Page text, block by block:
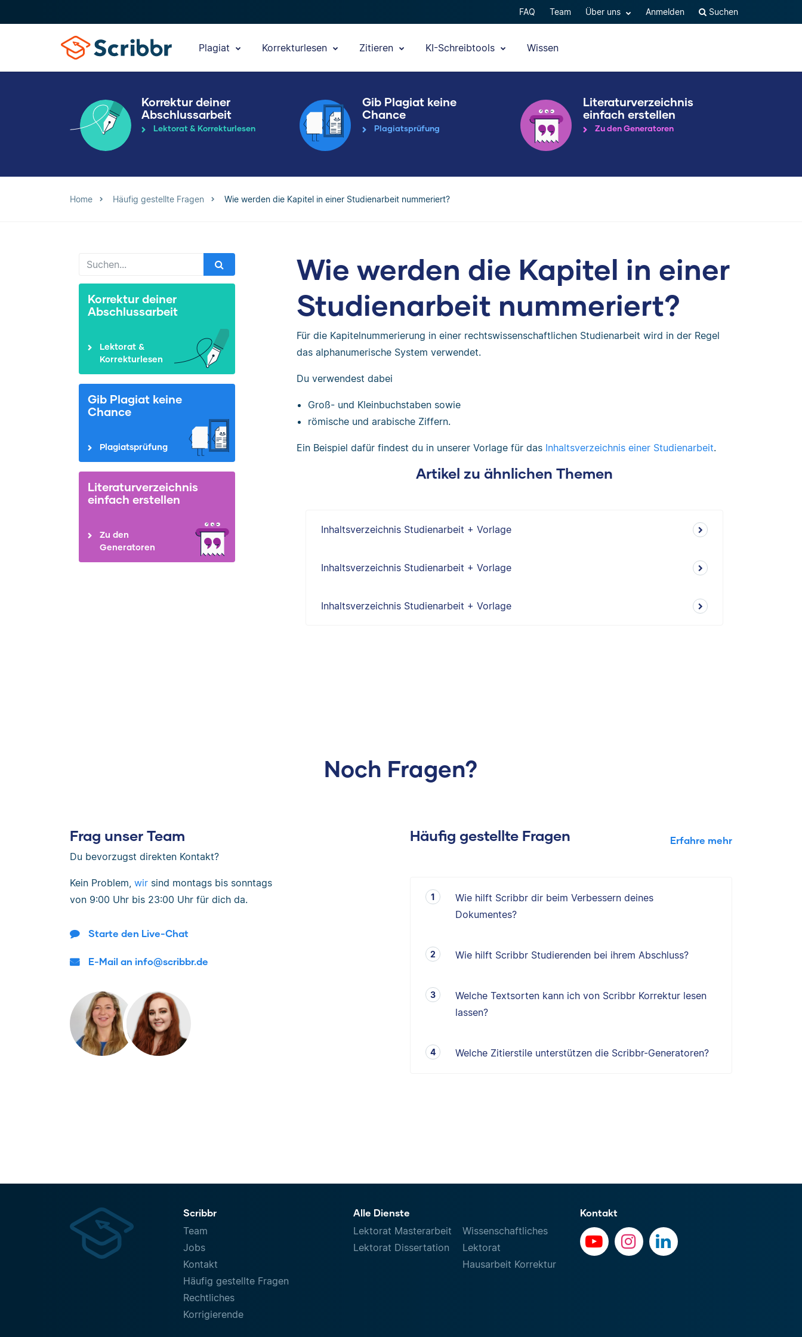
FAQ Team Über uns Anmelden Suchen
Plagiat Korrekturlesen Zitieren KI-Schreibtools Wissen
Korrektur deiner
Abschlussarbeit
Lektorat & Korrekturlesen
Gib Plagiat keine
Chance
Plagiatsprüfung
Literaturverzeichnis
einfach erstellen
Zu den Generatoren
Home Häufig gestellte Fragen Wie werden die Kapitel in einer Studienarbeit nummeriert?
Korrektur deiner
Abschlussarbeit
Lektorat &
Korrekturlesen
Gib Plagiat keine
Chance
Plagiatsprüfung
Literaturverzeichnis
einfach erstellen
Zu den
Generatoren
Wie werden die Kapitel in einer
Studienarbeit nummeriert?
Für die Kapitelnummerierung in einer rechtswissenschaftlichen Studienarbeit wird in der Regel
das alphanumerische System verwendet.
Du verwendest dabei
Groß- und Kleinbuchstaben sowie
römische und arabische Ziffern.
Ein Beispiel dafür findest du in unserer Vorlage für das Inhaltsverzeichnis einer Studienarbeit.
Artikel zu ähnlichen Themen
Inhaltsverzeichnis Studienarbeit + Vorlage
Inhaltsverzeichnis Studienarbeit + Vorlage
Inhaltsverzeichnis Studienarbeit + Vorlage
Noch Fragen?
Frag unser Team
Du bevorzugst direkten Kontakt?
Kein Problem, wir sind montags bis sonntags
von 9:00 Uhr bis 23:00 Uhr für dich da.
Starte den Live-Chat
E-Mail an info@scribbr.de
Häufig gestellte Fragen Erfahre mehr
Wie hilft Scribbr dir beim Verbessern deines
Dokumentes?
Wie hilft Scribbr Studierenden bei ihrem Abschluss?
Welche Textsorten kann ich von Scribbr Korrektur lesen
lassen?
Welche Zitierstile unterstützen die Scribbr-Generatoren?
Scribbr
Team
Jobs
Kontakt
Häufig gestellte Fragen
Rechtliches
Korrigierende
Alle Dienste
Lektorat Masterarbeit
Lektorat Dissertation
Wissenschaftliches
Lektorat
Hausarbeit Korrektur
Kontakt